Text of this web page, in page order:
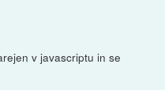
v javascriptu in se